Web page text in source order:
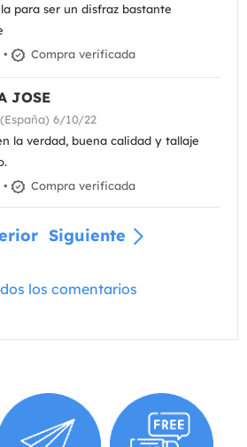
para ser un disfraz bastante
• Compra verificada
JOSE
6/10/22
la verdad, buena calidad y tallaje
• Compra verificada
Siguiente
los comentarios